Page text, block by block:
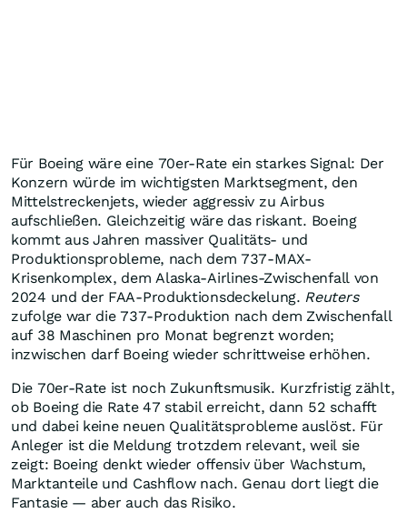
Für Boeing wäre eine 70er-Rate ein starkes Signal: Der
Konzern würde im wichtigsten Marktsegment, den
Mittelstreckenjets, wieder aggressiv zu Airbus
aufschließen. Gleichzeitig wäre das riskant. Boeing
kommt aus Jahren massiver Qualitäts- und
Produktionsprobleme, nach dem 737-MAX-
Krisenkomplex, dem Alaska-Airlines-Zwischenfall von
2024 und der FAA-Produktionsdeckelung. Reuters
zufolge war die 737-Produktion nach dem Zwischenfall
auf 38 Maschinen pro Monat begrenzt worden;
inzwischen darf Boeing wieder schrittweise erhöhen.
Die 70er-Rate ist noch Zukunftsmusik. Kurzfristig zählt,
ob Boeing die Rate 47 stabil erreicht, dann 52 schafft
und dabei keine neuen Qualitätsprobleme auslöst. Für
Anleger ist die Meldung trotzdem relevant, weil sie
zeigt: Boeing denkt wieder offensiv über Wachstum,
Marktanteile und Cashflow nach. Genau dort liegt die
Fantasie — aber auch das Risiko.